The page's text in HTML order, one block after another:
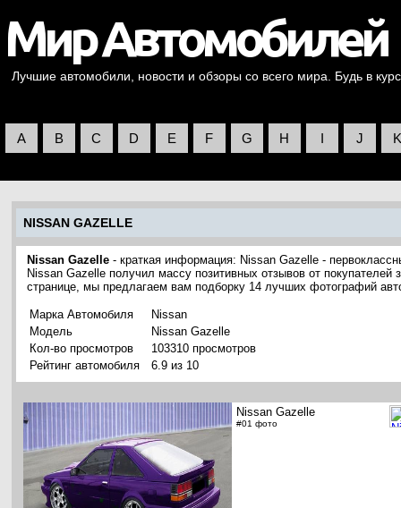
Лучшие автомобили, новости и обзоры со всего мира. Будь в
A B C D E F G H I J K
NISSAN GAZELLE
Nissan Gazelle - краткая информация: Nissan Gazelle -
Nissan Gazelle получил массу позитивных отзывов от покупателей
странице, мы предлагаем вам подборку 14 лучших фотографий
Марка Автомобиля
Nissan
Модель
Nissan Gazelle
Кол-во просмотров
103310 просмотров
Рейтинг автомобиля
6.9 из 10
Nissan Gazelle
#01 фото